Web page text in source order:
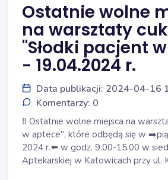
Ostatnie wolne
na warsztaty
"Słodki pacjent
- 19.04.2024 r.
Data publikacji: 2024-04-16
Komentarzy: 0
‼️ Ostatnie wolne miejsca na
w aptece", które odbędą się w ➡️
2024 r.⬅️ w godz. 9.00-15.00 w
Aptekarskiej w Katowicach przy ul.